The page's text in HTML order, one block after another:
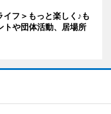
フ＞もっと楽しく♪も
や団体活動、居場所